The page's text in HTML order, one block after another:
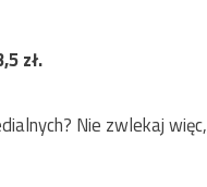
zł.
Nie zwlekaj więc,